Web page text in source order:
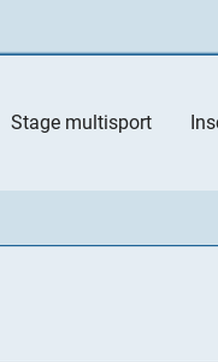
Stage multisport